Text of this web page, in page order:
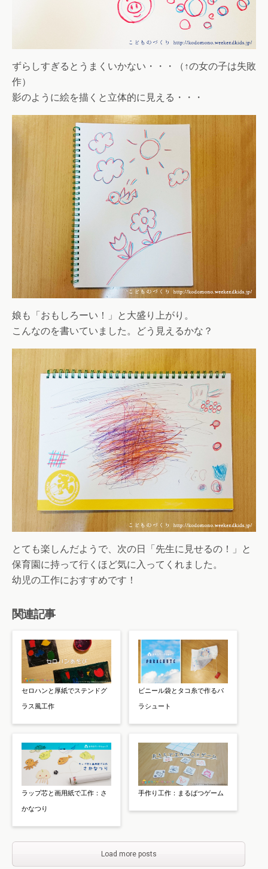
ずらしすぎるとうまくいかない・・・（↑の女の子は失敗
作）
影のように絵を描くと立体的に見える・・・
娘も「おもしろーい！」と大盛り上がり。
こんなのを書いていました。どう見えるかな？
とても楽しんだようで、次の日「先生に見せるの！」と
保育園に持って行くほど気に入ってくれました。
幼児の工作におすすめです！
関連記事
セロハンと厚紙でステンドグ
ラス風工作
ラップ芯と画用紙で工作：さ
かなつり
ビニール袋とタコ糸で作るパ
ラシュート
手作り工作：まるばつゲーム
Load more posts